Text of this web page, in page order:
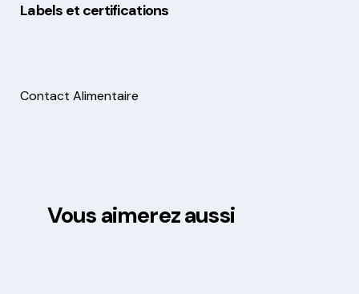
Labels et certifications
Contact Alimentaire
Vous aimerez aussi